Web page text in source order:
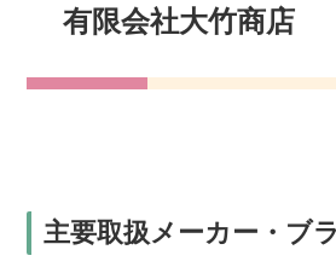
有限会社大竹商店
主要取扱メーカー・ブ